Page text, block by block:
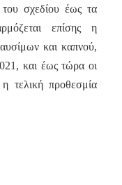
σχεδίου έως τα
επίσης η
και καπνού,
και έως τώρα οι
τελική προθεσμία